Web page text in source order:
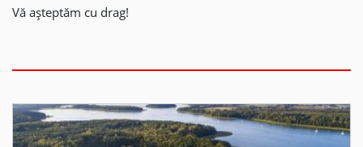
Vă așteptăm cu drag!